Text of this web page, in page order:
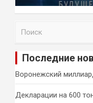
и
Последние
Воронежский
Декларации на 600